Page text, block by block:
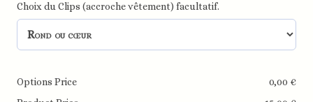
Choix du Clips (accroche vêtement) facultatif.
Options Price 0,00 €